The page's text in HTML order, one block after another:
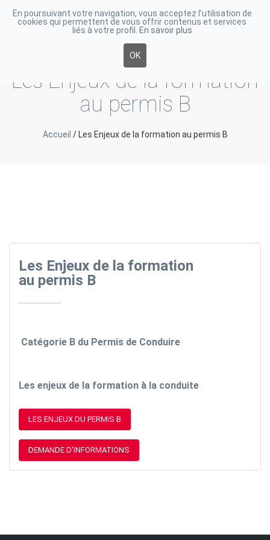
Toggle
Les Enjeux de la formation
au permis B
Accueil / Les Enjeux de la formation au permis B
Les Enjeux de la formation
au permis B
Catégorie B du Permis de Conduire
Les enjeux de la formation à la conduite
LES ENJEUX DU PERMIS B
DEMANDE D'INFORMATIONS
En poursuivant votre navigation, vous acceptez l’utilisation de
cookies qui permettent de vous offrir contenus et services
liés à votre profil.
En savoir plus
OK